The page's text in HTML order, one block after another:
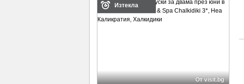
Изтекла
От visit.bg